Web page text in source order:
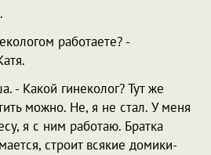
работаете? -
- Какой гинеколог? Тут же
можно. Не, я не стал. У меня
я с ним работаю. Братка
строит всякие домики-